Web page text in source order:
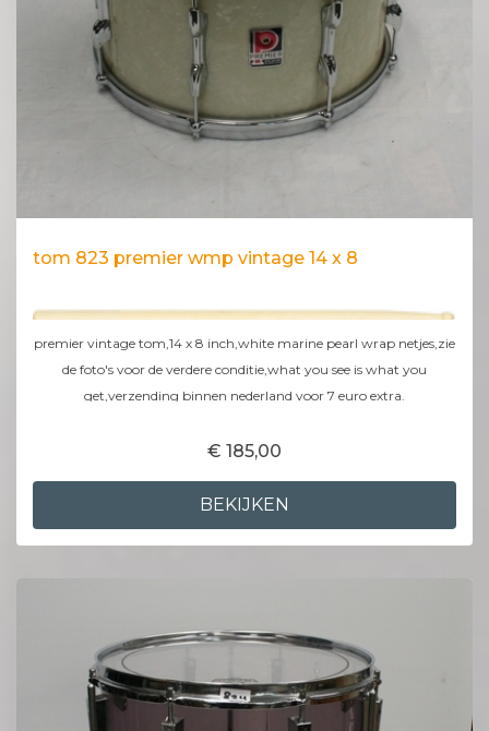
tom 823 premier wmp vintage 14 x 8
premier vintage tom,14 x 8 inch,white marine pearl wrap netjes,zie
de foto's voor de verdere conditie,what you see is what you
get,verzending binnen nederland voor 7 euro extra.
€ 185,00
BEKIJKEN